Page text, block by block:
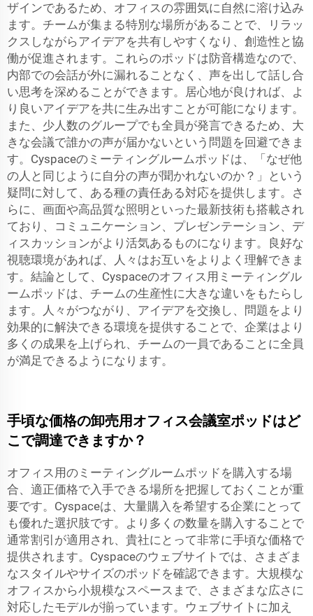
ザインであるため、オフィスの雰囲気に自然に溶け込み
ます。チームが集まる特別な場所があることで、リラッ
クスしながらアイデアを共有しやすくなり、創造性と協
働が促進されます。これらのポッドは防音構造なので、
内部での会話が外に漏れることなく、声を出して話し合
い思考を深めることができます。居心地が良ければ、よ
り良いアイデアを共に生み出すことが可能になります。
また、少人数のグループでも全員が発言できるため、大
きな会議で誰かの声が届かないという問題を回避できま
す。Cyspaceのミーティングルームポッドは、「なぜ他
の人と同じように自分の声が聞かれないのか？」という
疑問に対して、ある種の責任ある対応を提供します。さ
らに、画面や高品質な照明といった最新技術も搭載され
ており、コミュニケーション、プレゼンテーション、デ
ィスカッションがより活気あるものになります。良好な
視聴環境があれば、人々はお互いをよりよく理解できま
す。結論として、Cyspaceのオフィス用ミーティングル
ームポッドは、チームの生産性に大きな違いをもたらし
ます。人々がつながり、アイデアを交換し、問題をより
効果的に解決できる環境を提供することで、企業はより
多くの成果を上げられ、チームの一員であることに全員
が満足できるようになります。
手頃な価格の卸売用オフィス会議室ポッドはど
こで調達できますか？
オフィス用のミーティングルームポッドを購入する場
合、適正価格で入手できる場所を把握しておくことが重
要です。Cyspaceは、大量購入を希望する企業にとって
も優れた選択肢です。より多くの数量を購入することで
通常割引が適用され、貴社にとって非常に手頃な価格で
提供されます。Cyspaceのウェブサイトでは、さまざま
なスタイルやサイズのポッドを確認できます。大規模な
オフィスから小規模なスペースまで、さまざまな広さに
対応したモデルが揃っています。ウェブサイトに加え